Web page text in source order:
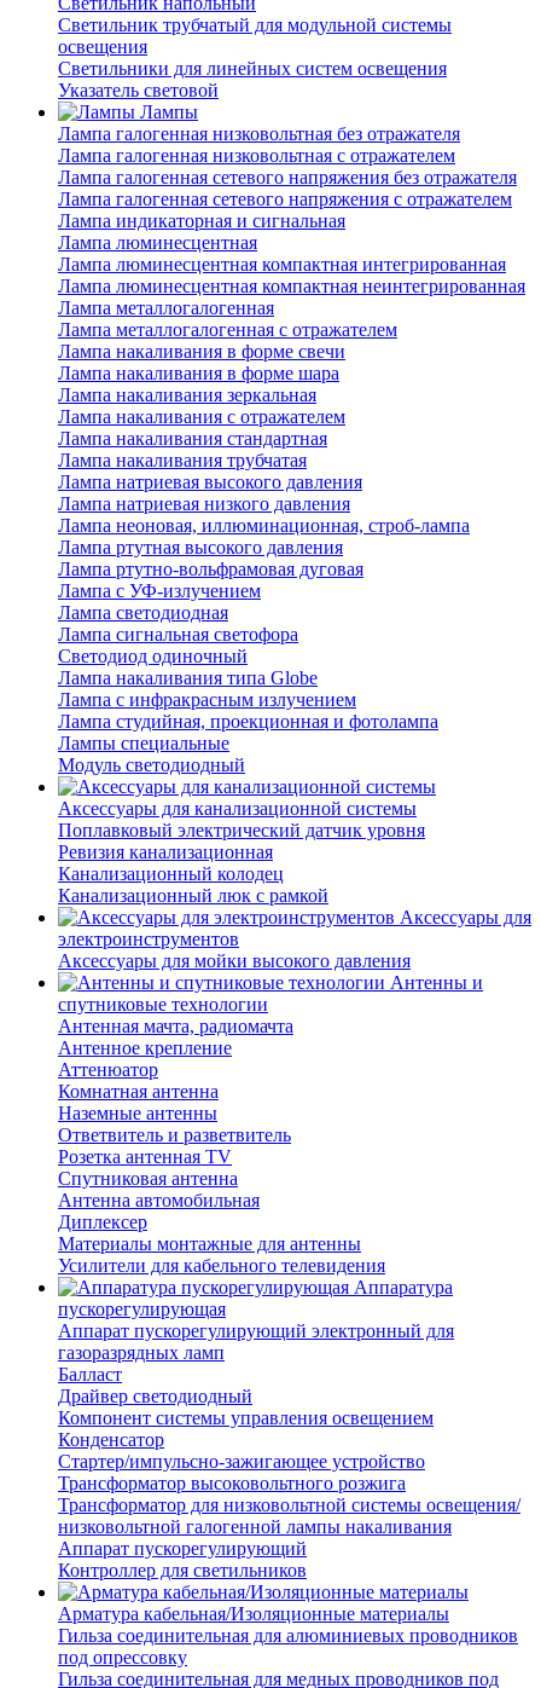
Светильник трубчатый для модульной системы
освещения
Светильники для линейных систем освещения
Указатель световой
Лампы
Лампа галогенная низковольтная без отражателя
Лампа галогенная низковольтная с отражателем
Лампа галогенная сетевого напряжения без отражателя
Лампа галогенная сетевого напряжения с отражателем
Лампа индикаторная и сигнальная
Лампа люминесцентная
Лампа люминесцентная компактная интегрированная
Лампа люминесцентная компактная неинтегрированная
Лампа металлогалогенная
Лампа металлогалогенная с отражателем
Лампа накаливания в форме свечи
Лампа накаливания в форме шара
Лампа накаливания зеркальная
Лампа накаливания с отражателем
Лампа накаливания стандартная
Лампа накаливания трубчатая
Лампа натриевая высокого давления
Лампа натриевая низкого давления
Лампа неоновая, иллюминационная, строб-лампа
Лампа ртутная высокого давления
Лампа ртутно-вольфрамовая дуговая
Лампа с УФ-излучением
Лампа светодиодная
Лампа сигнальная светофора
Светодиод одиночный
Лампа накаливания типа Globe
Лампа с инфракрасным излучением
Лампа студийная, проекционная и фотолампа
Лампы специальные
Модуль светодиодный
Аксессуары для канализационной системы
Поплавковый электрический датчик уровня
Ревизия канализационная
Канализационный колодец
Канализационный люк с рамкой
Аксессуары для
электроинструментов
Аксессуары для мойки высокого давления
Антенны и
спутниковые технологии
Антенная мачта, радиомачта
Антенное крепление
Аттенюатор
Комнатная антенна
Наземные антенны
Ответвитель и разветвитель
Розетка антенная TV
Спутниковая антенна
Антенна автомобильная
Диплексер
Материалы монтажные для антенны
Усилители для кабельного телевидения
Аппаратура
пускорегулирующая
Аппарат пускорегулирующий электронный для
газоразрядных ламп
Балласт
Драйвер светодиодный
Компонент системы управления освещением
Конденсатор
Стартер/импульсно-зажигающее устройство
Трансформатор высоковольтного розжига
Трансформатор для низковольтной системы освещения/
низковольтной галогенной лампы накаливания
Аппарат пускорегулирующий
Контроллер для светильников
Арматура кабельная/Изоляционные материалы
Гильза соединительная для алюминиевых проводников
под опрессовку
Гильза соединительная для медных проводников под